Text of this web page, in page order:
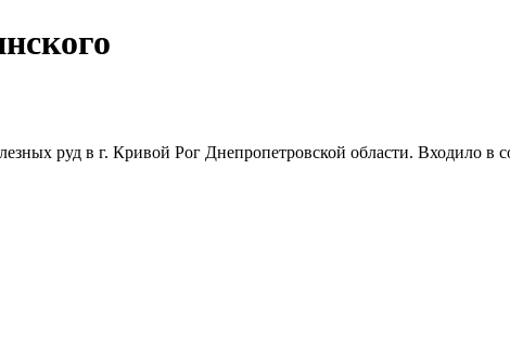
руд в г. Кривой Рог Днепропетровской области. Входило в